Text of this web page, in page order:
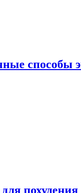
способы
похудения